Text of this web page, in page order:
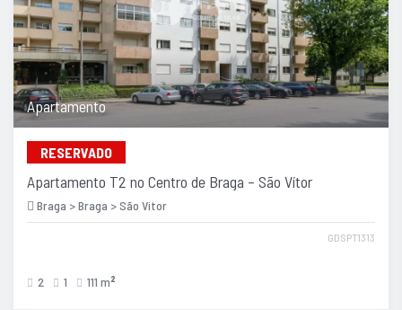
Apartamento
RESERVADO
Apartamento T2 no Centro de Braga – São Vítor
Braga > Braga > São Vitor
GDSPT1313
2 1 111 m 2